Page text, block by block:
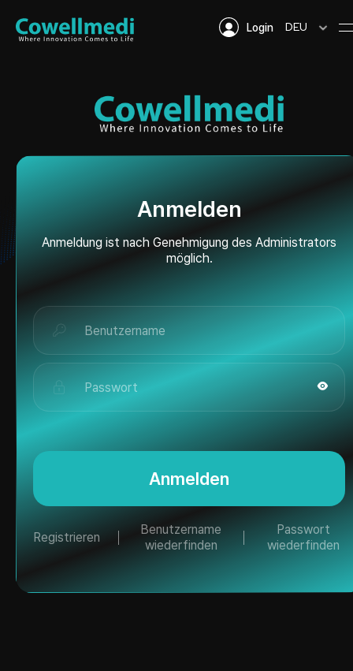
Login DEU
Anmelden
Anmeldung ist nach Genehmigung des Administrators
möglich.
Anmelden
Registrieren
Benutzername
wiederfinden
Passwort
wiederfinden